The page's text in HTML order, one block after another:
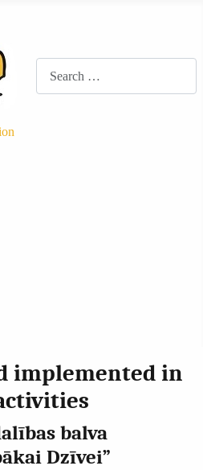
implemented in
balva
Dzīvei”